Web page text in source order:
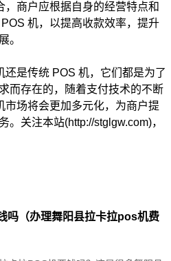
，商户应根据自身的经营特点和
机，以提高收款效率，提升
。
还是传统 POS 机，它们都是为了
而存在的，随着支付技术的不断
市场将会更加多元化，为商户提
。关注本站(http://stglgw.com)，
吗（办理舞阳县拉卡拉pos机费